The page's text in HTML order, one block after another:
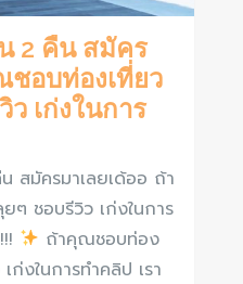
2 คืน สมัคร
ชอบท่องเที่ยว
เก่งในการ
สมัครมาเลยเด้ออ ถ้า
ๆ ชอบรีวิว เก่งในการ
ถ้าคุณชอบท่อง
ก่งในการทำคลิป เรา